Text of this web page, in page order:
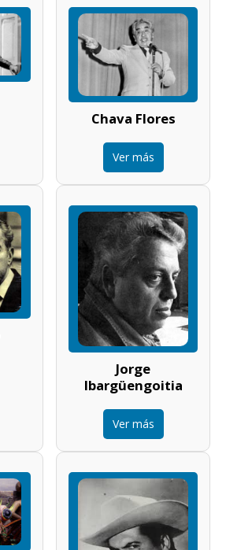
Chava Flores
Ver más
Jorge
Ibargüengoitia
Ver más